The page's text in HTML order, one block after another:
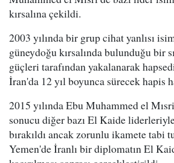
kırsalına çekildi.
2003 yılında bir grup cihat yanlısı
güneydoğu kırsalında bulunduğu bir
güçleri tarafından yakalanarak
İran'da 12 yıl boyunca sürecek hapis
2015 yılında Ebu Muhammed el
sonucu diğer bazı El Kaide
bırakıldı ancak zorunlu ikamete tabi
Yemen'de İranlı bir diplomatın El